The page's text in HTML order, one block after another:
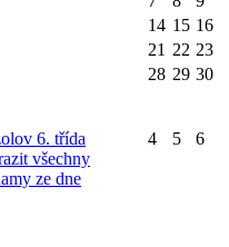
14 15 16
21 22 23
28 29 30
6. třída
všechny
ze dne
4 5 6